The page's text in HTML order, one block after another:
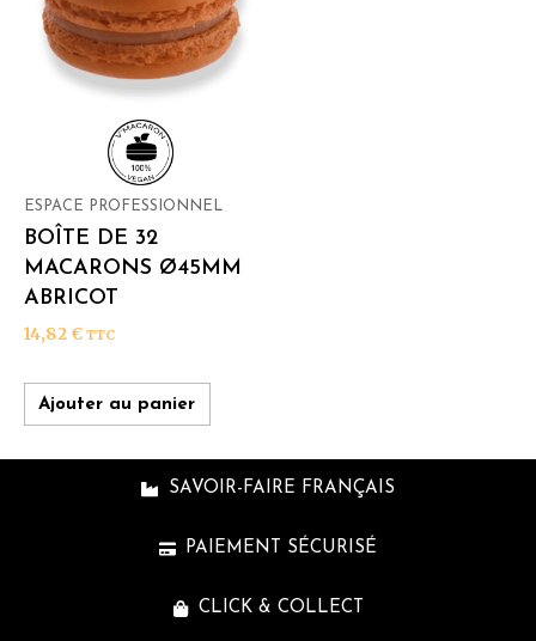
ESPACE PROFESSIONNEL
BOÎTE DE 32
MACARONS Ø45MM
ABRICOT
14,82 € TTC
Ajouter au panier
SAVOIR-FAIRE FRANÇAIS
PAIEMENT SÉCURISÉ
CLICK & COLLECT